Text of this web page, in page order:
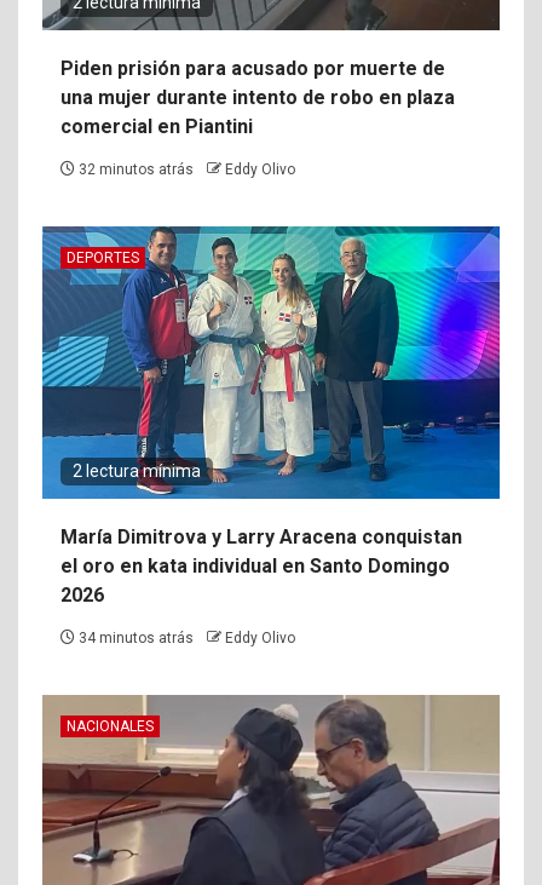
Piden prisión para acusado por muerte de
una mujer durante intento de robo en plaza
comercial en Piantini
32 minutos atrás Eddy Olivo
DEPORTES
2 lectura mínima
María Dimitrova y Larry Aracena conquistan
el oro en kata individual en Santo Domingo
2026
34 minutos atrás Eddy Olivo
NACIONALES